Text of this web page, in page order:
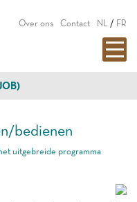
Over ons Contact NL / FR
bedienen
uitgebreide programma